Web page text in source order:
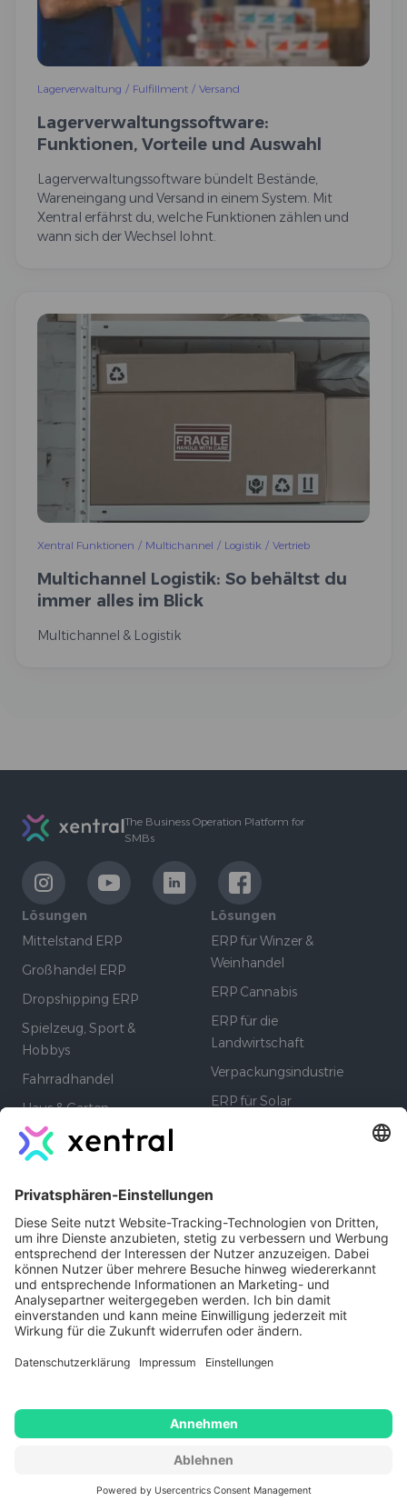
Lagerverwaltung / Fulfillment / Versand
Lagerverwaltungssoftware:
Funktionen, Vorteile und Auswahl
Lagerverwaltungssoftware bündelt Bestände,
Wareneingang und Versand in einem System. Mit
Xentral erfährst du, welche Funktionen zählen und
wann sich der Wechsel lohnt.
Xentral Funktionen / Multichannel / Logistik / Vertrieb
Multichannel Logistik: So behältst du
immer alles im Blick
Multichannel & Logistik
The Business Operation Platform for
SMBs
LinkExternalLinkExternalLinkExternalLinkExternal
Lösungen
Mittelstand ERP
Großhandel ERP
Dropshipping ERP
Spielzeug, Sport &
Hobbys
Fahrradhandel
Haus & Garten
Heimtierbedarf
Fulfiller
Chemiebranche
Baumarkt & DIY
Lösungen
ERP für Winzer &
Weinhandel
ERP Cannabis
ERP für die
Landwirtschaft
Verpackungsindustrie
ERP für Solar
ERP für Produktion
Wissen
Was ist ERP
ERP Systeme
Vergleich
Funktionen
MCP Server
Mobile Picking App
Inventur App
EDI
Warehouse App